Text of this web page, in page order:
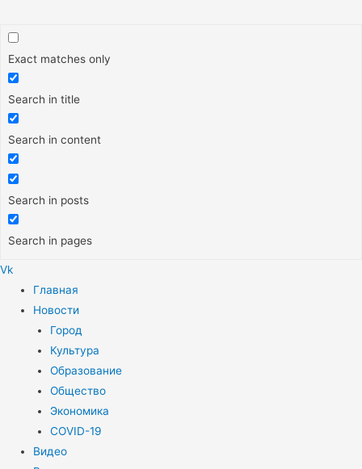
Exact matches only
Search in title
Search in content
Search in posts
Search in pages
Vk
Меню
Главная
Новости
Город
Культура
Образование
Общество
Экономика
COVID-19
Видео